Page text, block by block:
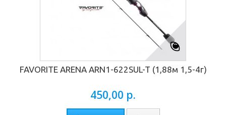
FAVORITE ARENA ARN1-622SUL-T (1,88м 1,5-4г)
450,00 р.